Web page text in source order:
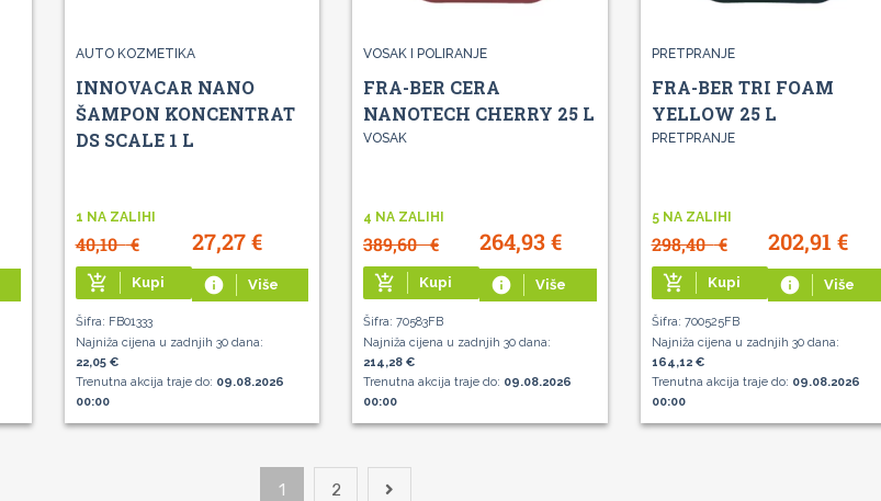
AUTO KOZMETIKA
INNOVACAR NANO
ŠAMPON KONCENTRAT
DS SCALE 1 L
1 NA ZALIHI
40,10€ 27,27€
add_shopping_cart Kupi info Više
Šifra: FB01333
Najniža cijena u zadnjih 30 dana:
22,05 €
Trenutna akcija traje do: 09.08.2026
00:00
VOSAK I POLIRANJE
FRA-BER CERA
NANOTECH CHERRY 25 L
VOSAK
4 NA ZALIHI
389,60€ 264,93€
add_shopping_cart Kupi info Više
Šifra: 70583FB
Najniža cijena u zadnjih 30 dana:
214,28 €
Trenutna akcija traje do: 09.08.2026
00:00
PRETPRANJE
FRA-BER TRI FOAM
YELLOW 25 L
PRETPRANJE
5 NA ZALIHI
298,40€ 202,91 €
add_shopping_cart Kupi info Više
Šifra: 700525FB
Najniža cijena u zadnjih 30 dana:
164,12 €
Trenutna akcija traje do: 09.08.2026
00:00
1 2